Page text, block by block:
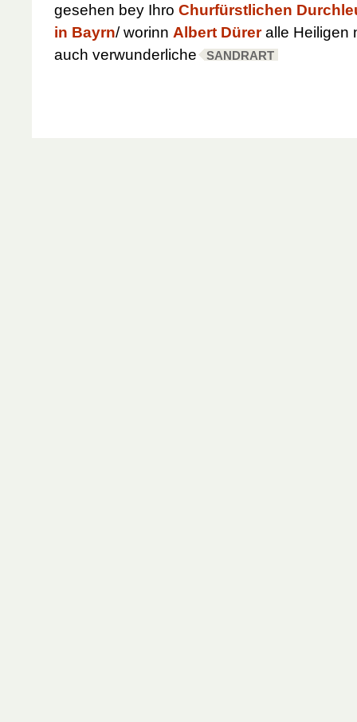
gesehen bey Ihro Churfürstlichen
in Bayrn/ worinn Albert Düreralle Heiligen
auch verwunderliche
SANDRART